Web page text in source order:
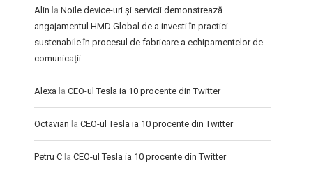
Alin la Noile device-uri și servicii demonstrează
angajamentul HMD Global de a investi în practici
sustenabile în procesul de fabricare a echipamentelor de
comunicații
Alexa la CEO-ul Tesla ia 10 procente din Twitter
Octavian la CEO-ul Tesla ia 10 procente din Twitter
Petru C la CEO-ul Tesla ia 10 procente din Twitter